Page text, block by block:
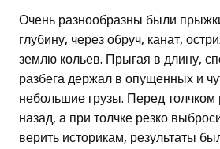
Очень разнообразны были
глубину, через обруч, канат,
землю кольев. Прыгая в длину,
разбега держал в опущенных и
небольшие грузы. Перед толчком
назад, а при толчке резко
верить историкам, результаты